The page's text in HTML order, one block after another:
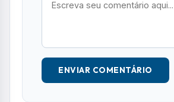
ENVIAR COMENTÁRIO